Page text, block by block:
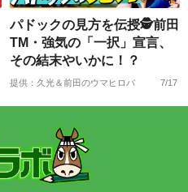
パドックの見方を伝授🕵前田
TM・強気の「一択」宣言、
その結末やいかに！？
提供：久光＆前田のウマヒロバ 7/17